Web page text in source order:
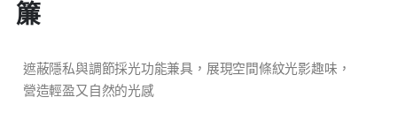
簾
遮蔽隱私與調節採光功能兼具，展現空間條紋光影趣味，
營造輕盈又自然的光感